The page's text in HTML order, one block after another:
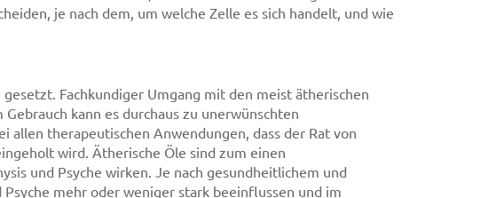
je nach dem, um welche Zelle es sich handelt, und wie
Fachkundiger Umgang mit den meist ätherischen
kann es durchaus zu unerwünschten
allen therapeutischen Anwendungen, dass der Rat von
wird. Ätherische Öle sind zum einen
und Psyche wirken. Je nach gesundheitlichem und
mehr oder weniger stark beeinflussen und im